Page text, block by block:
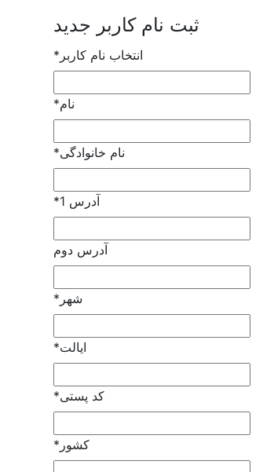
ثبت نام کاربر جدید
انتخاب نام کاربر *
نام*
نام خانوادگی*
آدرس 1 *
آدرس دوم
شهر *
ایالت*
کد پستی*
کشور *